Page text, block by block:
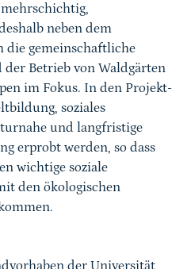
neben dem
die gemeinschaftliche
der Betrieb von Waldgärten
im Fokus. In den Projekt-
soziales
und langfristige
erprobt werden, so dass
wichtige soziale
den ökologischen